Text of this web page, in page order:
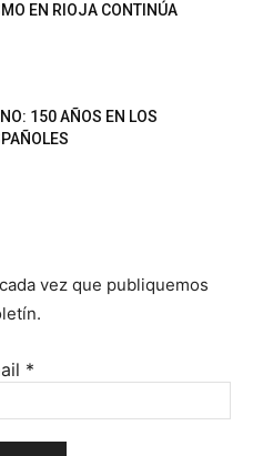
EN RIOJA CONTINÚA
150 AÑOS EN LOS
vez que publiquemos
*